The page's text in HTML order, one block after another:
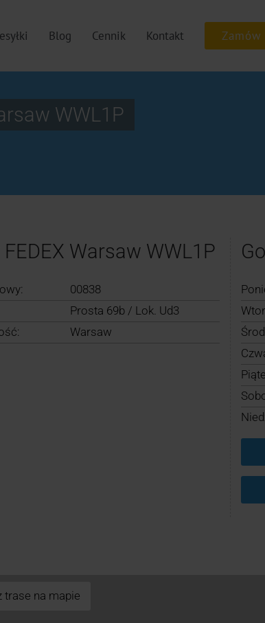
Blog Cennik Kontakt
WWL1P
Warsaw WWL1P
00838
Prosta 69b / Lok. Ud3
Warsaw
trase na mapie